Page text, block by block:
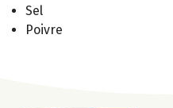
Sel
Poivre